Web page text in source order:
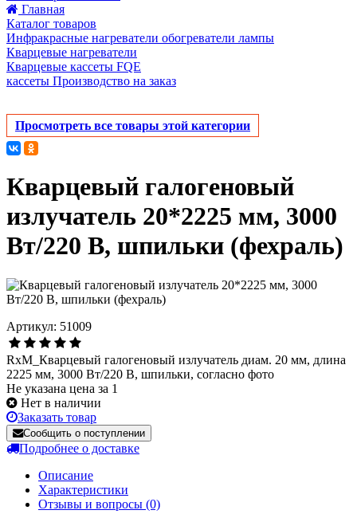
Главная
Каталог товаров
Инфракрасные нагреватели обогреватели лампы
Кварцевые нагреватели
Кварцевые кассеты FQE
кассеты Производство на заказ
Просмотреть все товары этой категории
Кварцевый галогеновый
излучатель 20*2225 мм, 3000
Вт/220 В, шпильки (фехраль)
Артикул: 51009
RxM_Кварцевый галогеновый излучатель диам. 20 мм, длина
2225 мм, 3000 Вт/220 В, шпильки, согласно фото
Не указана цена за 1
Нет в наличии
Заказать товар
Сообщить о поступлении
Подробнее о доставке
Описание
Характеристики
Отзывы и вопросы (0)